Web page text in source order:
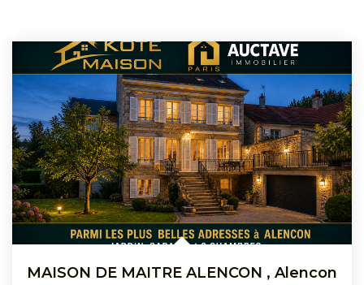
MAISON DE MAITRE ALENCON , Alencon